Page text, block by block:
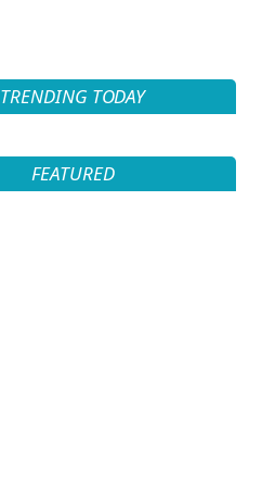
TRENDING TODAY
FEATURED